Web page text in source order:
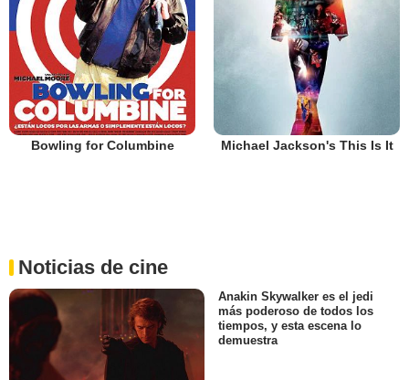
Bowling for Columbine Michael Jackson's This Is It
Noticias de cine
Anakin Skywalker es el jedi
más poderoso de todos los
tiempos, y esta escena lo
demuestra